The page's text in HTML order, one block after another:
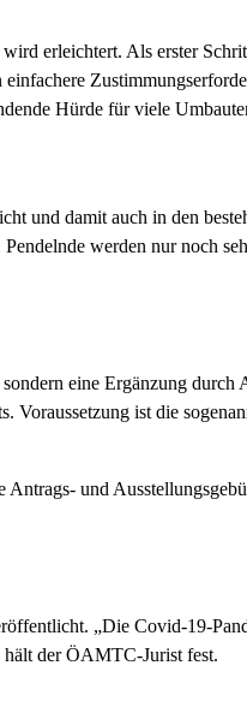
erleichtert. Als erster
Hürde für viele
und damit auch in den
werden nur noch
eine Ergänzung durch
ist die
und
„Die Covid-19-
hält der ÖAMTC-Jurist fest.